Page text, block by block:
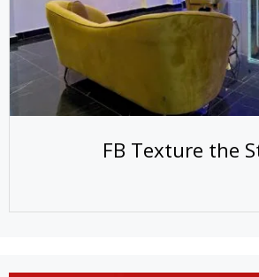
FB Texture the